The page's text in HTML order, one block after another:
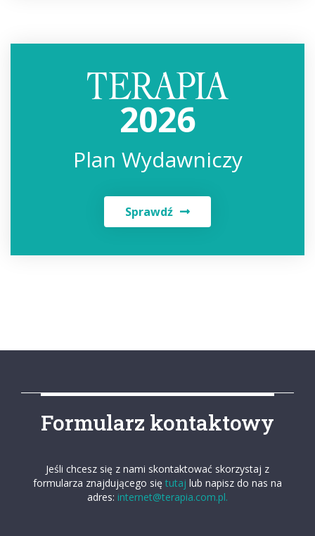
2026
Plan Wydawniczy
Sprawdź
Formularz kontaktowy
Jeśli chcesz się z nami skontaktować skorzystaj z
formularza znajdującego się tutaj lub napisz do nas na
adres: internet@terapia.com.pl.